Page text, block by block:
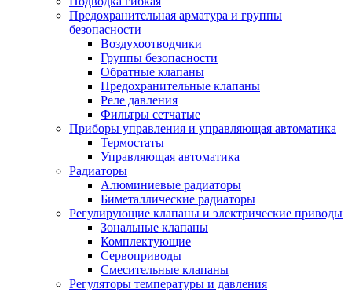
Предохранительная арматура и группы
безопасности
Воздухоотводчики
Группы безопасности
Обратные клапаны
Предохранительные клапаны
Реле давления
Фильтры сетчатые
Приборы управления и управляющая автоматика
Термостаты
Управляющая автоматика
Радиаторы
Алюминиевые радиаторы
Биметаллические радиаторы
Регулирующие клапаны и электрические приводы
Зональные клапаны
Комплектующие
Сервоприводы
Смесительные клапаны
Регуляторы температуры и давления